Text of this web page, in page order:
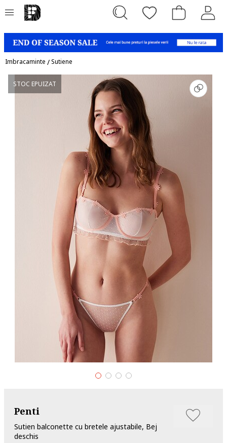
Imbracaminte /Sutiene
STOC EPUIZAT
Penti
Sutien balconette cu bretele ajustabile, Bej
deschis